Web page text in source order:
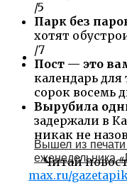
/5
Парк без
хотят
/7
Пост — это
календарь
сорок восемь
Вырубила
задержали в
никак не
Читай
max.ru/
Вышел из
еженедельника